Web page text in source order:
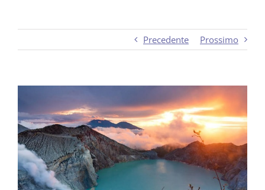
Precedente Prossimo
immagine